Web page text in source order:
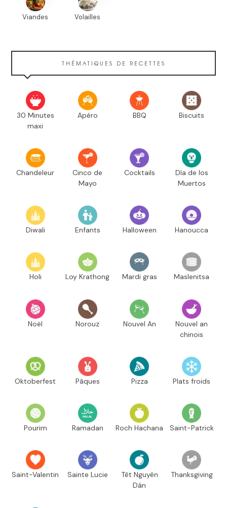
Viandes Volailles
THÉMATIQUES DE RECETTES
30 Minutes
maxi
Apéro BBQ Biscuits
Chandeleur
Cinco de
Mayo
Cocktails
Día de los
Muertos
Diwali Enfants Halloween Hanoucca
Holi Loy Krathong Mardi gras Maslenitsa
Noël Norouz Nouvel An
Nouvel an
chinois
Oktoberfest Pâques Pizza Plats froids
Pourim Ramadan Roch Hachana Saint-Patrick
Saint-Valentin Sainte Lucie
Têt Nguyên
Dán
Thanksgiving